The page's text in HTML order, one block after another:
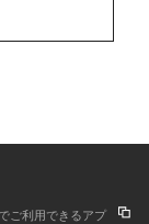
ご利用できるアプ